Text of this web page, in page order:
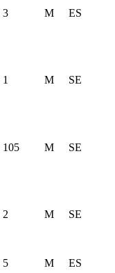
3 M ES
1 M SE
105 M SE
2 M SE
5 M ES